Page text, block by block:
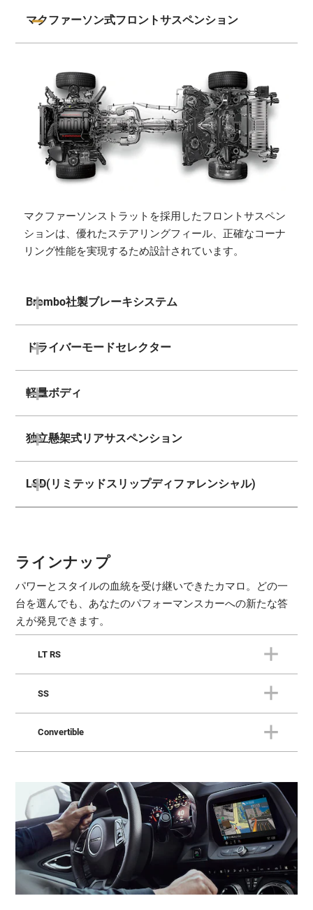
マクファーソン式フロントサスペンション
マクファーソンストラットを採用したフロントサスペン
ションは、優れたステアリングフィール、正確なコーナ
リング性能を実現するため設計されています。
Brembo社製ブレーキシステム
ドライバーモードセレクター
軽量ボディ
独立懸架式リアサスペンション
LSD(リミテッドスリップディファレンシャル)
ラインナップ
パワーとスタイルの血統を受け継いできたカマロ。どの一
台を選んでも、あなたのパフォーマンスカーへの新たな答
えが発見できます。
LT RS
LT RS
研ぎ澄まされた軽量・高剛性ボディで痛快に突き抜ける。
エンジン
・ 2.0ℓ直列 4気筒 DOHC ターボチャージドエンジン
トランスミッション
・ 8速オートマチック
ホイール
SS
SS
「SS=スーパースポーツ」の名は、カマロが誕生した1967年
の記憶を呼び起こす。わずか4.0秒で時速60マイル(約
96.5km/h)に到達。
エンジン
・6.2ℓV型 8気筒 OHVエンジン(VVT/アクティブフューエル
マネジメント付)
Convertible
Convertible
それはまさに、スポーツカー体験の極み。美しく磨かれたオ
ープンエアモデルのカマロ コンバーチブル。
エンジン
・ 2.0ℓ直列 4気筒 DOHC ターボチャージドエンジン